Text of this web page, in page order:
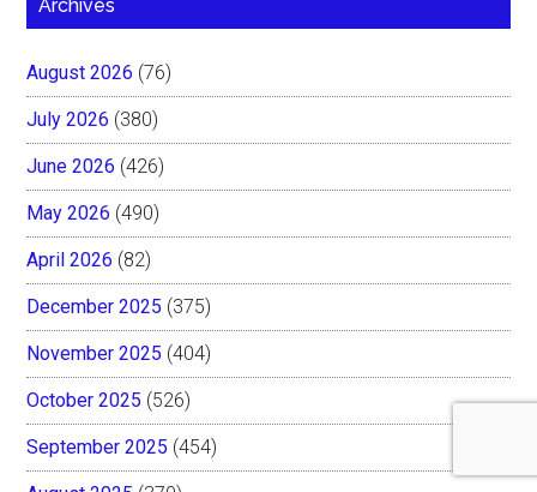
Archives
August 2026 (76)
July 2026 (380)
June 2026 (426)
May 2026 (490)
April 2026 (82)
December 2025 (375)
November 2025 (404)
October 2025 (526)
September 2025 (454)